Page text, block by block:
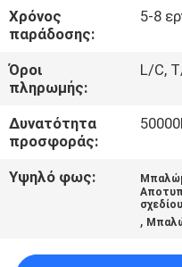
ΕΠΑΦΉ
ΜΕ
ΖΗΤΉΣΤΕ
ΈΝΑ
ΑΠΌΣΠΑΣΜΑ
Χρόνος
παράδοσης:
5-8
Όροι
πληρωμής:
L/C,
Δυνατότητα
προσφοράς:
Υψηλό φως:
,